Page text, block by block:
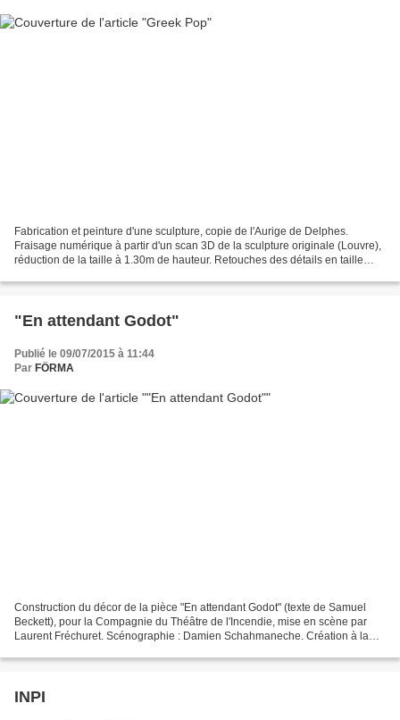
Fabrication et peinture d'une sculpture, copie de l'Aurige de Delphes.
Fraisage numérique à partir d'un scan 3D de la sculpture originale (Louvre),
réduction de la taille à 1.30m de hauteur. Retouches des détails en taille
"En attendant Godot"
Publié le 09/07/2015 à 11:44
Par FÖRMA
Construction du décor de la pièce "En attendant Godot" (texte de Samuel
Beckett), pour la Compagnie du Théâtre de l'Incendie, mise en scène par
Laurent Fréchuret. Scénographie : Damien Schahmaneche. Création à la
INPI